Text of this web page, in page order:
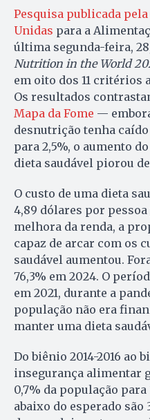
Pesquisa publicada
Unidas para a
última segunda-feira,
Nutrition in the World
em oito dos 11 critérios
Os resultados
Mapa da Fome —
desnutrição tenha caído
para 2,5%, o aumento
dieta saudável piorou
O custo de uma dieta
4,89 dólares por
melhora da renda, a
capaz de arcar com os
saudável aumentou.
76,3% em 2024. O
em 2021, durante a
população não era
manter uma dieta
Do biênio 2014-2016 ao
insegurança alimentar
0,7% da população
abaixo do esperado são